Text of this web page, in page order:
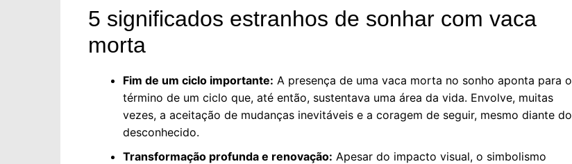
5 significados estranhos de sonhar com vaca
morta
Fim de um ciclo importante: A presença de uma vaca morta no sonho aponta para o
término de um ciclo que, até então, sustentava uma área da vida. Envolve, muitas
vezes, a aceitação de mudanças inevitáveis e a coragem de seguir, mesmo diante do
desconhecido.
Transformação profunda e renovação: Apesar do impacto visual, o simbolismo